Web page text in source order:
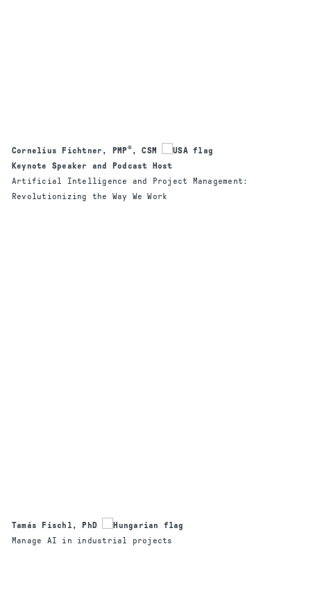
Cornelius Fichtner, PMP®, CSM
Keynote Speaker and Podcast Host
Artificial Intelligence and Project Management:
Revolutionizing the Way We Work
Tamás Fischl, PhD
Manage AI in industrial projects